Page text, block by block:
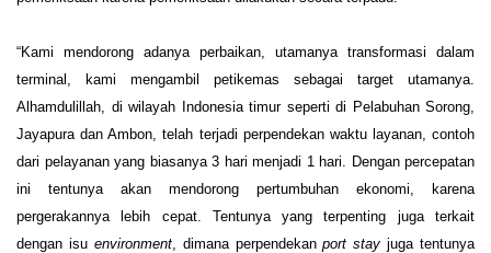
“Kami mendorong adanya perbaikan, utamanya transformasi dalam
terminal, kami mengambil petikemas sebagai target utamanya.
Alhamdulillah, di wilayah Indonesia timur seperti di Pelabuhan Sorong,
Jayapura dan Ambon, telah terjadi perpendekan waktu layanan, contoh
dari pelayanan yang biasanya 3 hari menjadi 1 hari. Dengan percepatan
ini tentunya akan mendorong pertumbuhan ekonomi, karena
pergerakannya lebih cepat. Tentunya yang terpenting juga terkait
dengan isu environment, dimana perpendekan port stay juga tentunya